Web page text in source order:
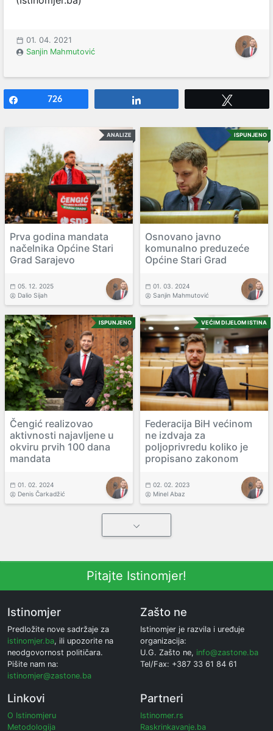
01. 04. 2021
Sanjin Mahmutović
726
ANALIZE
Prva godina mandata
načelnika Općine Stari
Grad Sarajevo
05. 12. 2025
Dalio Sijah
ISPUNJENO
Osnovano javno
komunalno preduzeće
Općine Stari Grad
01. 03. 2024
Sanjin Mahmutović
ISPUNJENO
Čengić realizovao
aktivnosti najavljene u
okviru prvih 100 dana
mandata
01. 02. 2024
Denis Čarkadžić
VEĆIM DIJELOM ISTINA
Federacija BiH većinom
ne izdvaja za
poljoprivredu koliko je
propisano zakonom
02. 02. 2023
Minel Abaz
Pitajte Istinomjer!
Istinomjer
Predložite nove sadržaje za
istinomjer.ba, ili upozorite na
neodgovornost političara.
Pišite nam na:
istinomjer@zastone.ba
Zašto ne
Istinomjer je razvila i uređuje
organizacija:
U.G. Zašto ne, info@zastone.ba
Tel/Fax: +387 33 61 84 61
Linkovi
O Istinomjeru
Metodologija
Partneri
Istinomer.rs
Raskrinkavanje.ba